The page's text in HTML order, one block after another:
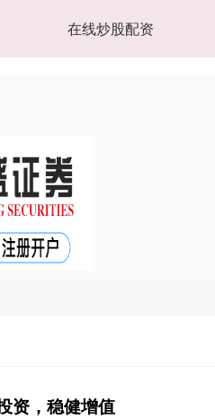
在线炒股配资
资，稳健增值